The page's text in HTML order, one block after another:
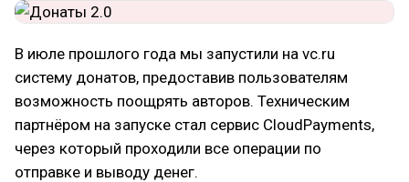
В июле прошлого года мы запустили на vc.ru
систему донатов, предоставив пользователям
возможность поощрять авторов. Техническим
партнёром на запуске стал сервис CloudPayments,
через который проходили все операции по
отправке и выводу денег.